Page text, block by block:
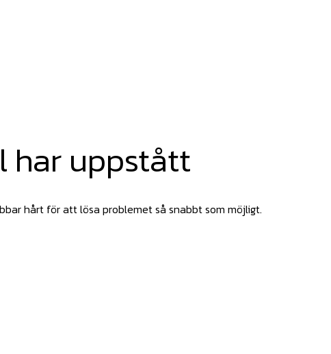
har uppstått
hårt för att lösa problemet så snabbt som möjligt.